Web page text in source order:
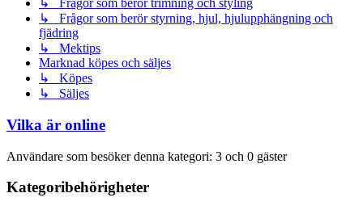
↳ Frågor som berör trimning och styling
↳ Frågor som berör styrning, hjul, hjulupphängning och
fjädring
↳ Mektips
Marknad köpes och säljes
↳ Köpes
↳ Säljes
Vilka är online
Användare som besöker denna kategori: 3 och 0 gäster
Kategoribehörigheter